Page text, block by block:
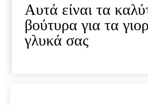
Αυτά είναι τα
βούτυρα για τα
γλυκά σας